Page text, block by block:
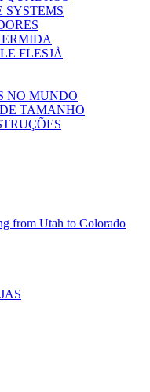
SYSTEMS
FLESJÅ
NO MUNDO
TAMANHO
from Utah to Colorado